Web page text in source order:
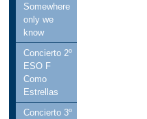
Somewhere
only we
know
Concierto 2º
ESO F
Como
Estrellas
Concierto 3º